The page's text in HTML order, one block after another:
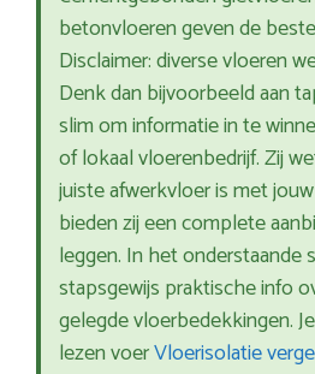
betonvloeren geven de
Disclaimer: diverse vloeren
Denk dan bijvoorbeeld aan
slim om informatie in te
of lokaal vloerenbedrijf. Zij
juiste afwerkvloer is met
bieden zij een complete
leggen. In het onderstaande
stapsgewijs praktische info
gelegde vloerbedekkingen.
lezen voerVloerisolatie